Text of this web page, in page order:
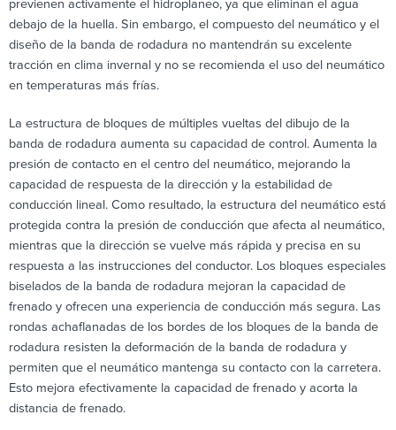
previenen activamente el hidroplaneo, ya que eliminan el agua
debajo de la huella. Sin embargo, el compuesto del neumático y el
diseño de la banda de rodadura no mantendrán su excelente
tracción en clima invernal y no se recomienda el uso del neumático
en temperaturas más frías.
La estructura de bloques de múltiples vueltas del dibujo de la
banda de rodadura aumenta su capacidad de control. Aumenta la
presión de contacto en el centro del neumático, mejorando la
capacidad de respuesta de la dirección y la estabilidad de
conducción lineal. Como resultado, la estructura del neumático está
protegida contra la presión de conducción que afecta al neumático,
mientras que la dirección se vuelve más rápida y precisa en su
respuesta a las instrucciones del conductor. Los bloques especiales
biselados de la banda de rodadura mejoran la capacidad de
frenado y ofrecen una experiencia de conducción más segura. Las
rondas achaflanadas de los bordes de los bloques de la banda de
rodadura resisten la deformación de la banda de rodadura y
permiten que el neumático mantenga su contacto con la carretera.
Esto mejora efectivamente la capacidad de frenado y acorta la
distancia de frenado.